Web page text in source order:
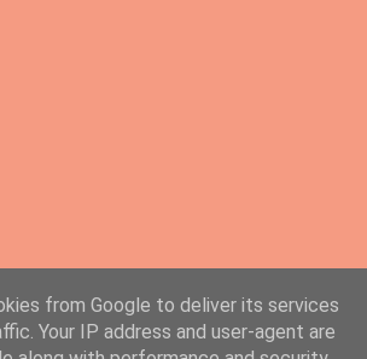
from Google to deliver its services
Your IP address and user-agent are